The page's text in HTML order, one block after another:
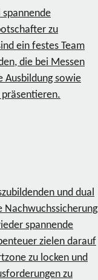
zu
ein festes Team
die bei Messen
Ausbildung sowie
präsentieren.
und dual
Nachwuchssicherung
spannende
zielen darauf
zu locken und
zu